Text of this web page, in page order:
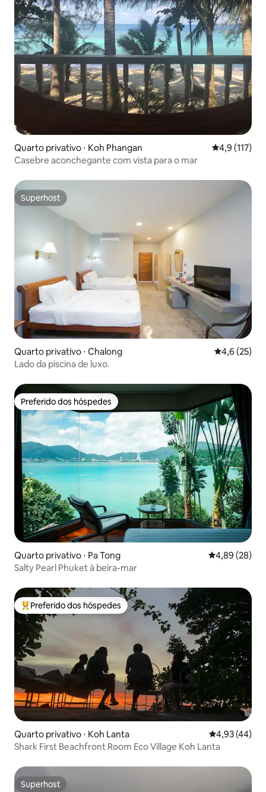
Quarto privativo ⋅ Koh Phangan 4,9 de uma
4,9 (117)
Casebre aconchegante com vista para o mar
Superhost
Superhost
Quarto privativo ⋅ Chalong 4,6 de uma
4,6 (25)
Lado da piscina de luxo.
Preferido dos hóspedes
Preferido dos hóspedes
Quarto privativo ⋅ Pa Tong 4,89 de uma
4,89 (28)
Salty Pearl Phuket à beira-mar
Entre os melhores preferidos dos hóspedes
Preferido dos hóspedes
Quarto privativo ⋅ Koh Lanta 4,93 de uma
4,93 (44)
Shark First Beachfront Room Eco Village Koh Lanta
Superhost
Superhost